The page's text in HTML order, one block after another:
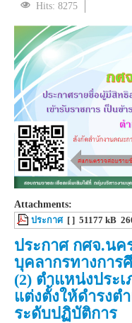
Hits: 8275
Attachments:
ประกาศ [ ] 51177 kB
ประกาศ กศจ.นค
บุคลากรทางการ
(2) ตำแหน่งประ
แต่งตั้งให้ดำรงต
ระดับปฏิบัติการ